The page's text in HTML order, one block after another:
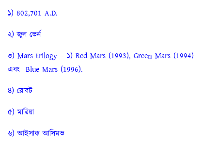
১) 802,701 A.D.
২) জুল ভের্ন
৩) Mars trilogy – ১) Red Mars (1993), Green Mars (1994)
এবং Blue Mars (1996).
৪) রোবট
৫) মারিয়া
৬) আইসাক আসিমভ